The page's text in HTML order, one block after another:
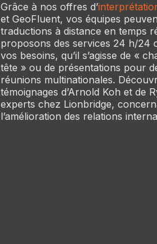
Grâce à nos offres d’
et GeoFluent, vos équipes
traductions à distance en temps
proposons des services 24 h/24
vos besoins, qu’il s’agisse de «
tête » ou de présentations pour
réunions multinationales.
témoignages d’Arnold Koh et de
experts chez Lionbridge,
l’amélioration des relations